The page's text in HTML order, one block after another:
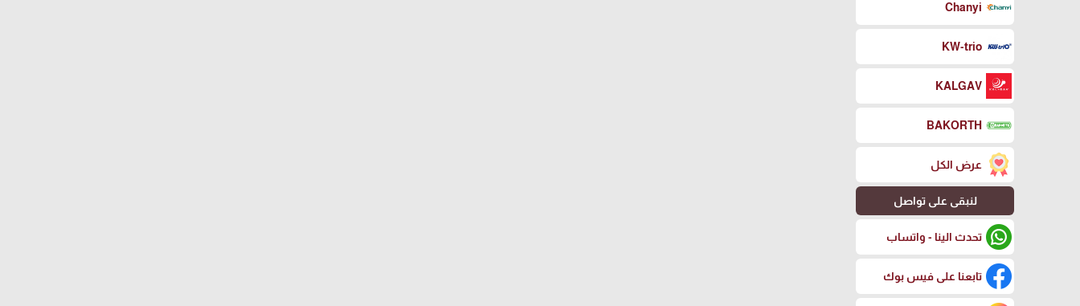
Chanyi
KW-trio
KALGAV
BAKORTH
عرض الكل
لنبقى على تواصل
تحدث الينا - واتساب
تابعنا على فيس بوك